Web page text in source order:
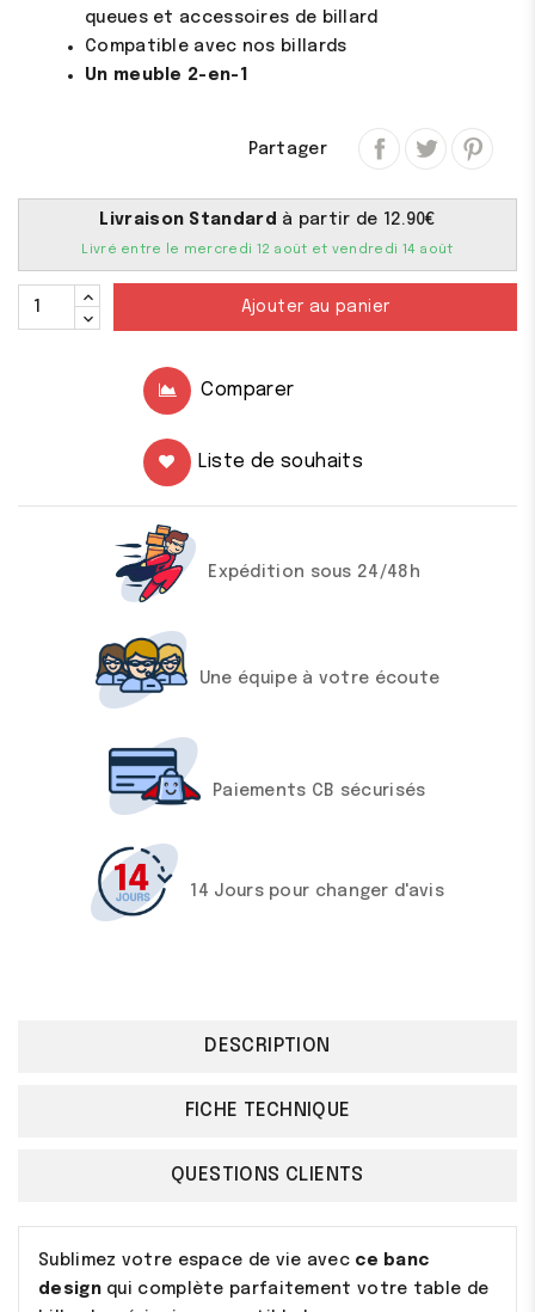
queues et accessoires de billard
Compatible avec nos billards
Un meuble 2-en-1
Partager
Livraison Standard à partir de 12.90€
Livré entre le mercredi 12 août et vendredi 14 août
Ajouter au panier
Comparer
Liste de souhaits
Expédition sous 24/48h
Une équipe à votre écoute
Paiements CB sécurisés
14 Jours pour changer d'avis
DESCRIPTION
FICHE TECHNIQUE
QUESTIONS CLIENTS
Sublimez votre espace de vie avec ce banc
designqui complète parfaitement votre table de